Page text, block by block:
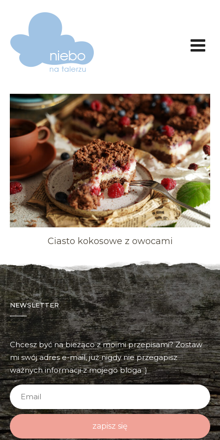
Ciasto kokosowe z owocami
NEWSLETTER
Chcesz być na bieżąco z moimi przepisami? Zostaw
mi swój adres e-mail, już nigdy nie przegapisz
ważnych informacji z mojego bloga :)
zapisz się